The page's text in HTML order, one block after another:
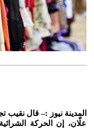
المدينة نيوز :– قال نقيب
علّان، إن الحركة